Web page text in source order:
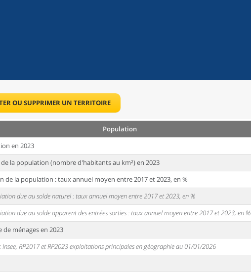
OU SUPPRIMER UN TERRITOIRE
Population
en 2023
de la population (nombre d'habitants au km²) en 2023
de la population : taux annuel moyen entre 2017 et 2023, en %
due au solde naturel : taux annuel moyen entre 2017 et 2023, en %
due au solde apparent des entrées sorties : taux annuel moyen entre 2017 et 2023, en %
de ménages en 2023
Insee, RP2017 et RP2023 exploitations principales en géographie au 01/01/2026